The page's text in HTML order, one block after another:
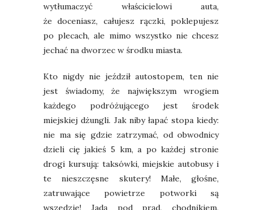
wytłumaczyć właścicielowi auta,
żedoceniasz, całujesz rączki, poklepujesz
po plecach, ale mimo wszystko nie chcesz
jechać na dworzec w środku miasta.
Kto nigdy nie jeździł autostopem, ten nie
jest świadomy, że największym wrogiem
każdego podróżującego jest środek
miejskiej dżungli. Jak niby łapać stopa kiedy:
nie ma się gdzie zatrzymać, od obwodnicy
dzieli cię jakieś 5 km, a po każdej stronie
drogi kursują: taksówki, miejskie autobusy i
te nieszczęsne skutery! Małe, głośne,
zatruwające powietrze potworki są
wszędzie! Jadą pod prąd, chodnikiem,